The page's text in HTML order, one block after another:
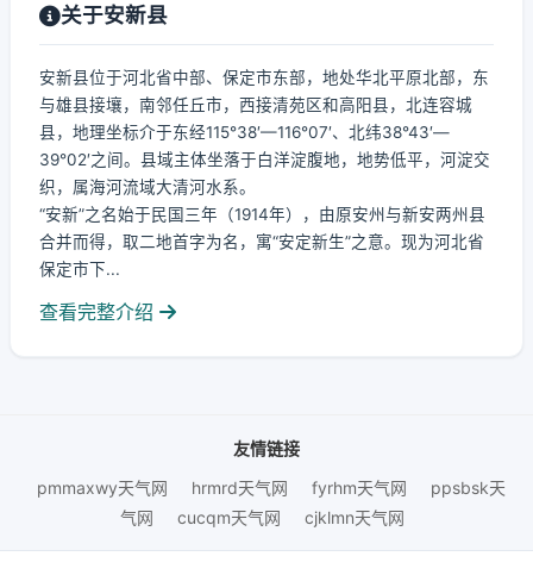
关于安新县
安新县位于河北省中部、保定市东部，地处华北平原北部，东
与雄县接壤，南邻任丘市，西接清苑区和高阳县，北连容城
县，地理坐标介于东经115°38′—116°07′、北纬38°43′—
39°02′之间。县域主体坐落于白洋淀腹地，地势低平，河淀交
织，属海河流域大清河水系。
“安新”之名始于民国三年（1914年），由原安州与新安两州县
合并而得，取二地首字为名，寓“安定新生”之意。现为河北省
保定市下...
查看完整介绍
友情链接
pmmaxwy天气网
hrmrd天气网 fyrhm天气网
ppsbsk天
气网
cucqm天气网 cjklmn天气网